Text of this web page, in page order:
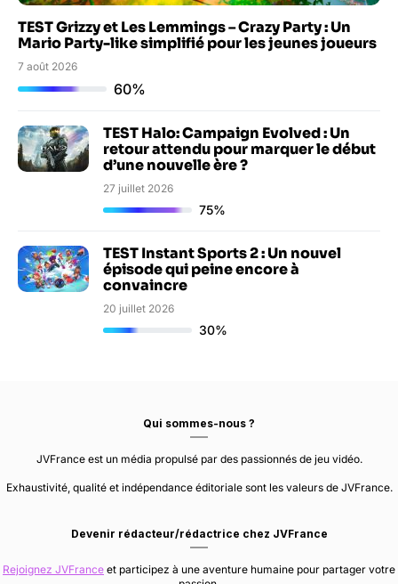
TEST Grizzy et Les Lemmings – Crazy Party : Un
Mario Party-like simplifié pour les jeunes joueurs
7 août 2026
60%
TEST Halo: Campaign Evolved : Un
retour attendu pour marquer le début
d’une nouvelle ère ?
27 juillet 2026
75%
TEST Instant Sports 2 : Un nouvel
épisode qui peine encore à
convaincre
20 juillet 2026
30%
Qui sommes-nous ?
JVFrance est un média propulsé par des passionnés de jeu vidéo.
Exhaustivité, qualité et indépendance éditoriale sont les valeurs de JVFrance.
Devenir rédacteur/rédactrice chez JVFrance
Rejoignez JVFrance et participez à une aventure humaine pour partager votre